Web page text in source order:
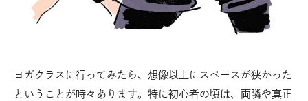
ヨガクラスに行ってみたら、想像以上にスペースが狭かった
ということが時々あります。特に初心者の頃は、両隣や真正